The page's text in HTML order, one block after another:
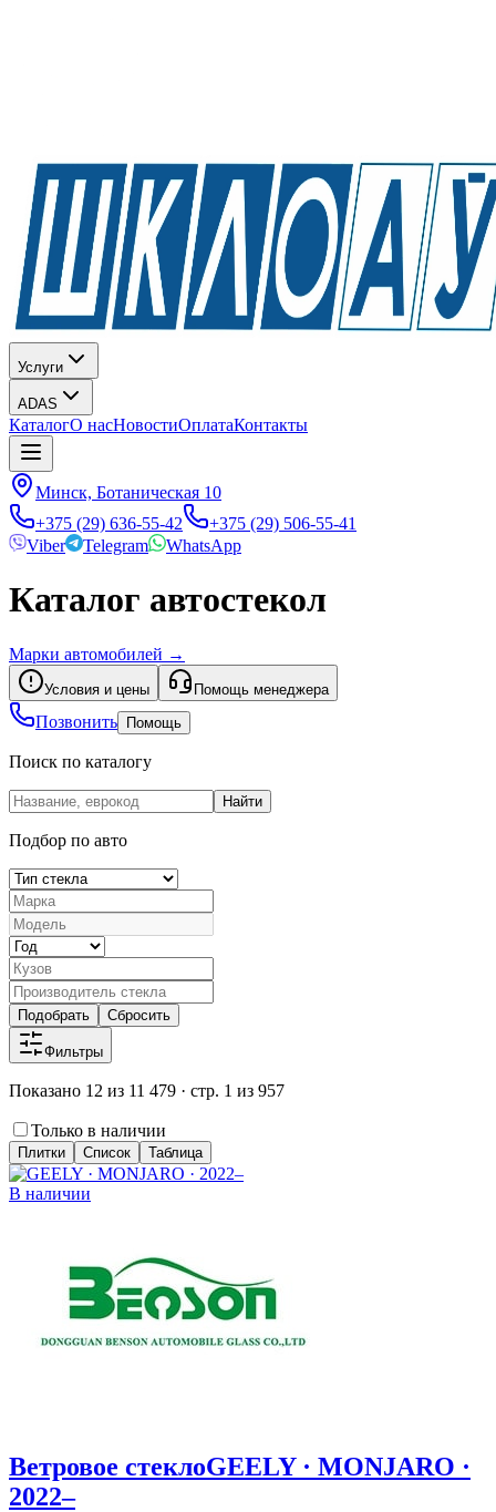
Услуги
ADAS
КаталогО насНовостиОплатаКонтакты
Минск, Ботаническая 10
+375 (29) 636-55-42
+375 (29) 506-55-41
Viber
Telegram WhatsApp
Каталог автостекол
Марки автомобилей →
Условия и цены Помощь менеджера
Позвонить Помощь
Поиск по каталогу
Найти
Подбор по авто
Подобрать Сбросить
Фильтры
Показано 12 из 11 479 · стр. 1 из 957
Только в наличии
Плитки Список Таблица
В наличии
Ветровое стеклоGEELY · MONJARO ·
2022–